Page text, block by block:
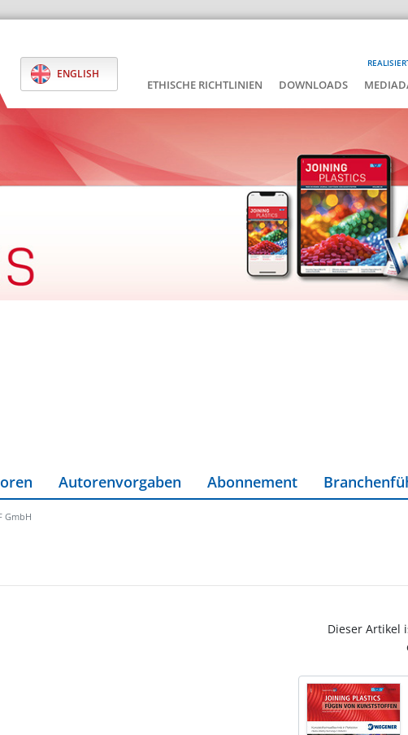
ENGLISH
ETHISCHE RICHTLINIEN DOWNLOADS
Autorenvorgaben Abonnement
GmbH
Dieser Artikel